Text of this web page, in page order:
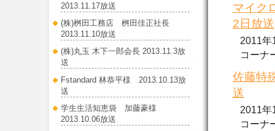
マイク
2日放送
2011年
コーナ
佐藤特
送
2011年
コーナ
2013.11.17放送
(株)桝田工務店 桝田佳正社長
2013.11.10放送
(株)丸玉 木下一郎会長 2013.11.3放
送
Fstandard 林恭平様 2013.10.13放
送
学生生活知恵袋 加藤豪様
2013.10.06放送